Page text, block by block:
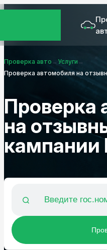
Проверка авто → Услуги →
Проверка автомобиля на
Проверка
на
кампании